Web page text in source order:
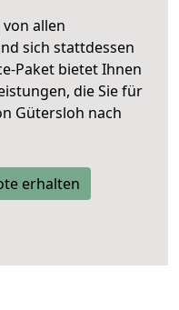
allen
sich stattdessen
Paket bietet Ihnen
die Sie für
Gütersloh nach
erhalten